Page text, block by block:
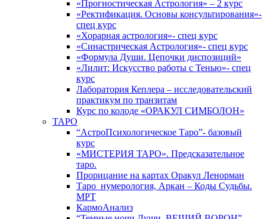
«Прогностическая Астрология» – 2 курс
«Ректификация. Основы консультирования»-
спец курс
«Хорарная астрология»- спец курс
«Синастрическая Астрология»- спец курс
«Формула Души. Цепочки диспозиций»
«Лилит: Искусство работы с Тенью»- спец
курс
Лаборатория Кеплера – исследовательский
практикум по транзитам
Курс по колоде «ОРАКУЛ СИМБОЛОН»
ТАРО
“АстроПсихологическое Таро”- базовый
курс
«МИСТЕРИЯ ТАРО». Предсказательное
таро.
Прорицание на картах Оракул Ленорман
Таро_нумерология, Аркан – Коды Судьбы.
МРТ
КармоАнализ